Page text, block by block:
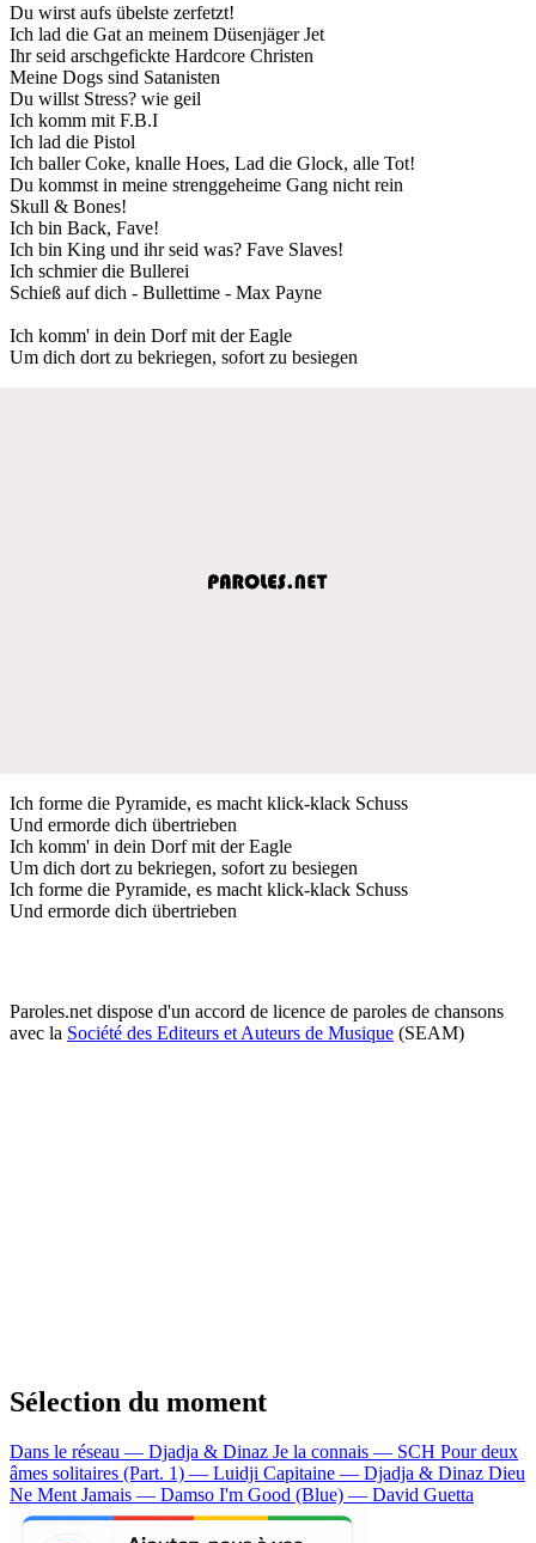
Du wirst aufs übelste zerfetzt!
Ich lad die Gat an meinem Düsenjäger Jet
Ihr seid arschgefickte Hardcore Christen
Meine Dogs sind Satanisten
Du willst Stress? wie geil
Ich komm mit F.B.I
Ich lad die Pistol
Ich baller Coke, knalle Hoes, Lad die Glock, alle Tot!
Du kommst in meine strenggeheime Gang nicht rein
Skull & Bones!
Ich bin Back, Fave!
Ich bin King und ihr seid was? Fave Slaves!
Ich schmier die Bullerei
Schieß auf dich - Bullettime - Max Payne
Ich komm' in dein Dorf mit der Eagle
Um dich dort zu bekriegen, sofort zu besiegen
Ich forme die Pyramide, es macht klick-klack Schuss
Und ermorde dich übertrieben
Ich komm' in dein Dorf mit der Eagle
Um dich dort zu bekriegen, sofort zu besiegen
Ich forme die Pyramide, es macht klick-klack Schuss
Und ermorde dich übertrieben
Paroles.net dispose d'un accord de licence de paroles de chansons
avec la Société des Editeurs et Auteurs de Musique (SEAM)
Sélection du moment
Dans le réseau — Djadja & Dinaz Je la connais — SCH Pour deux
âmes solitaires (Part. 1) — Luidji Capitaine — Djadja & Dinaz Dieu
Ne Ment Jamais — Damso I'm Good (Blue) — David Guetta